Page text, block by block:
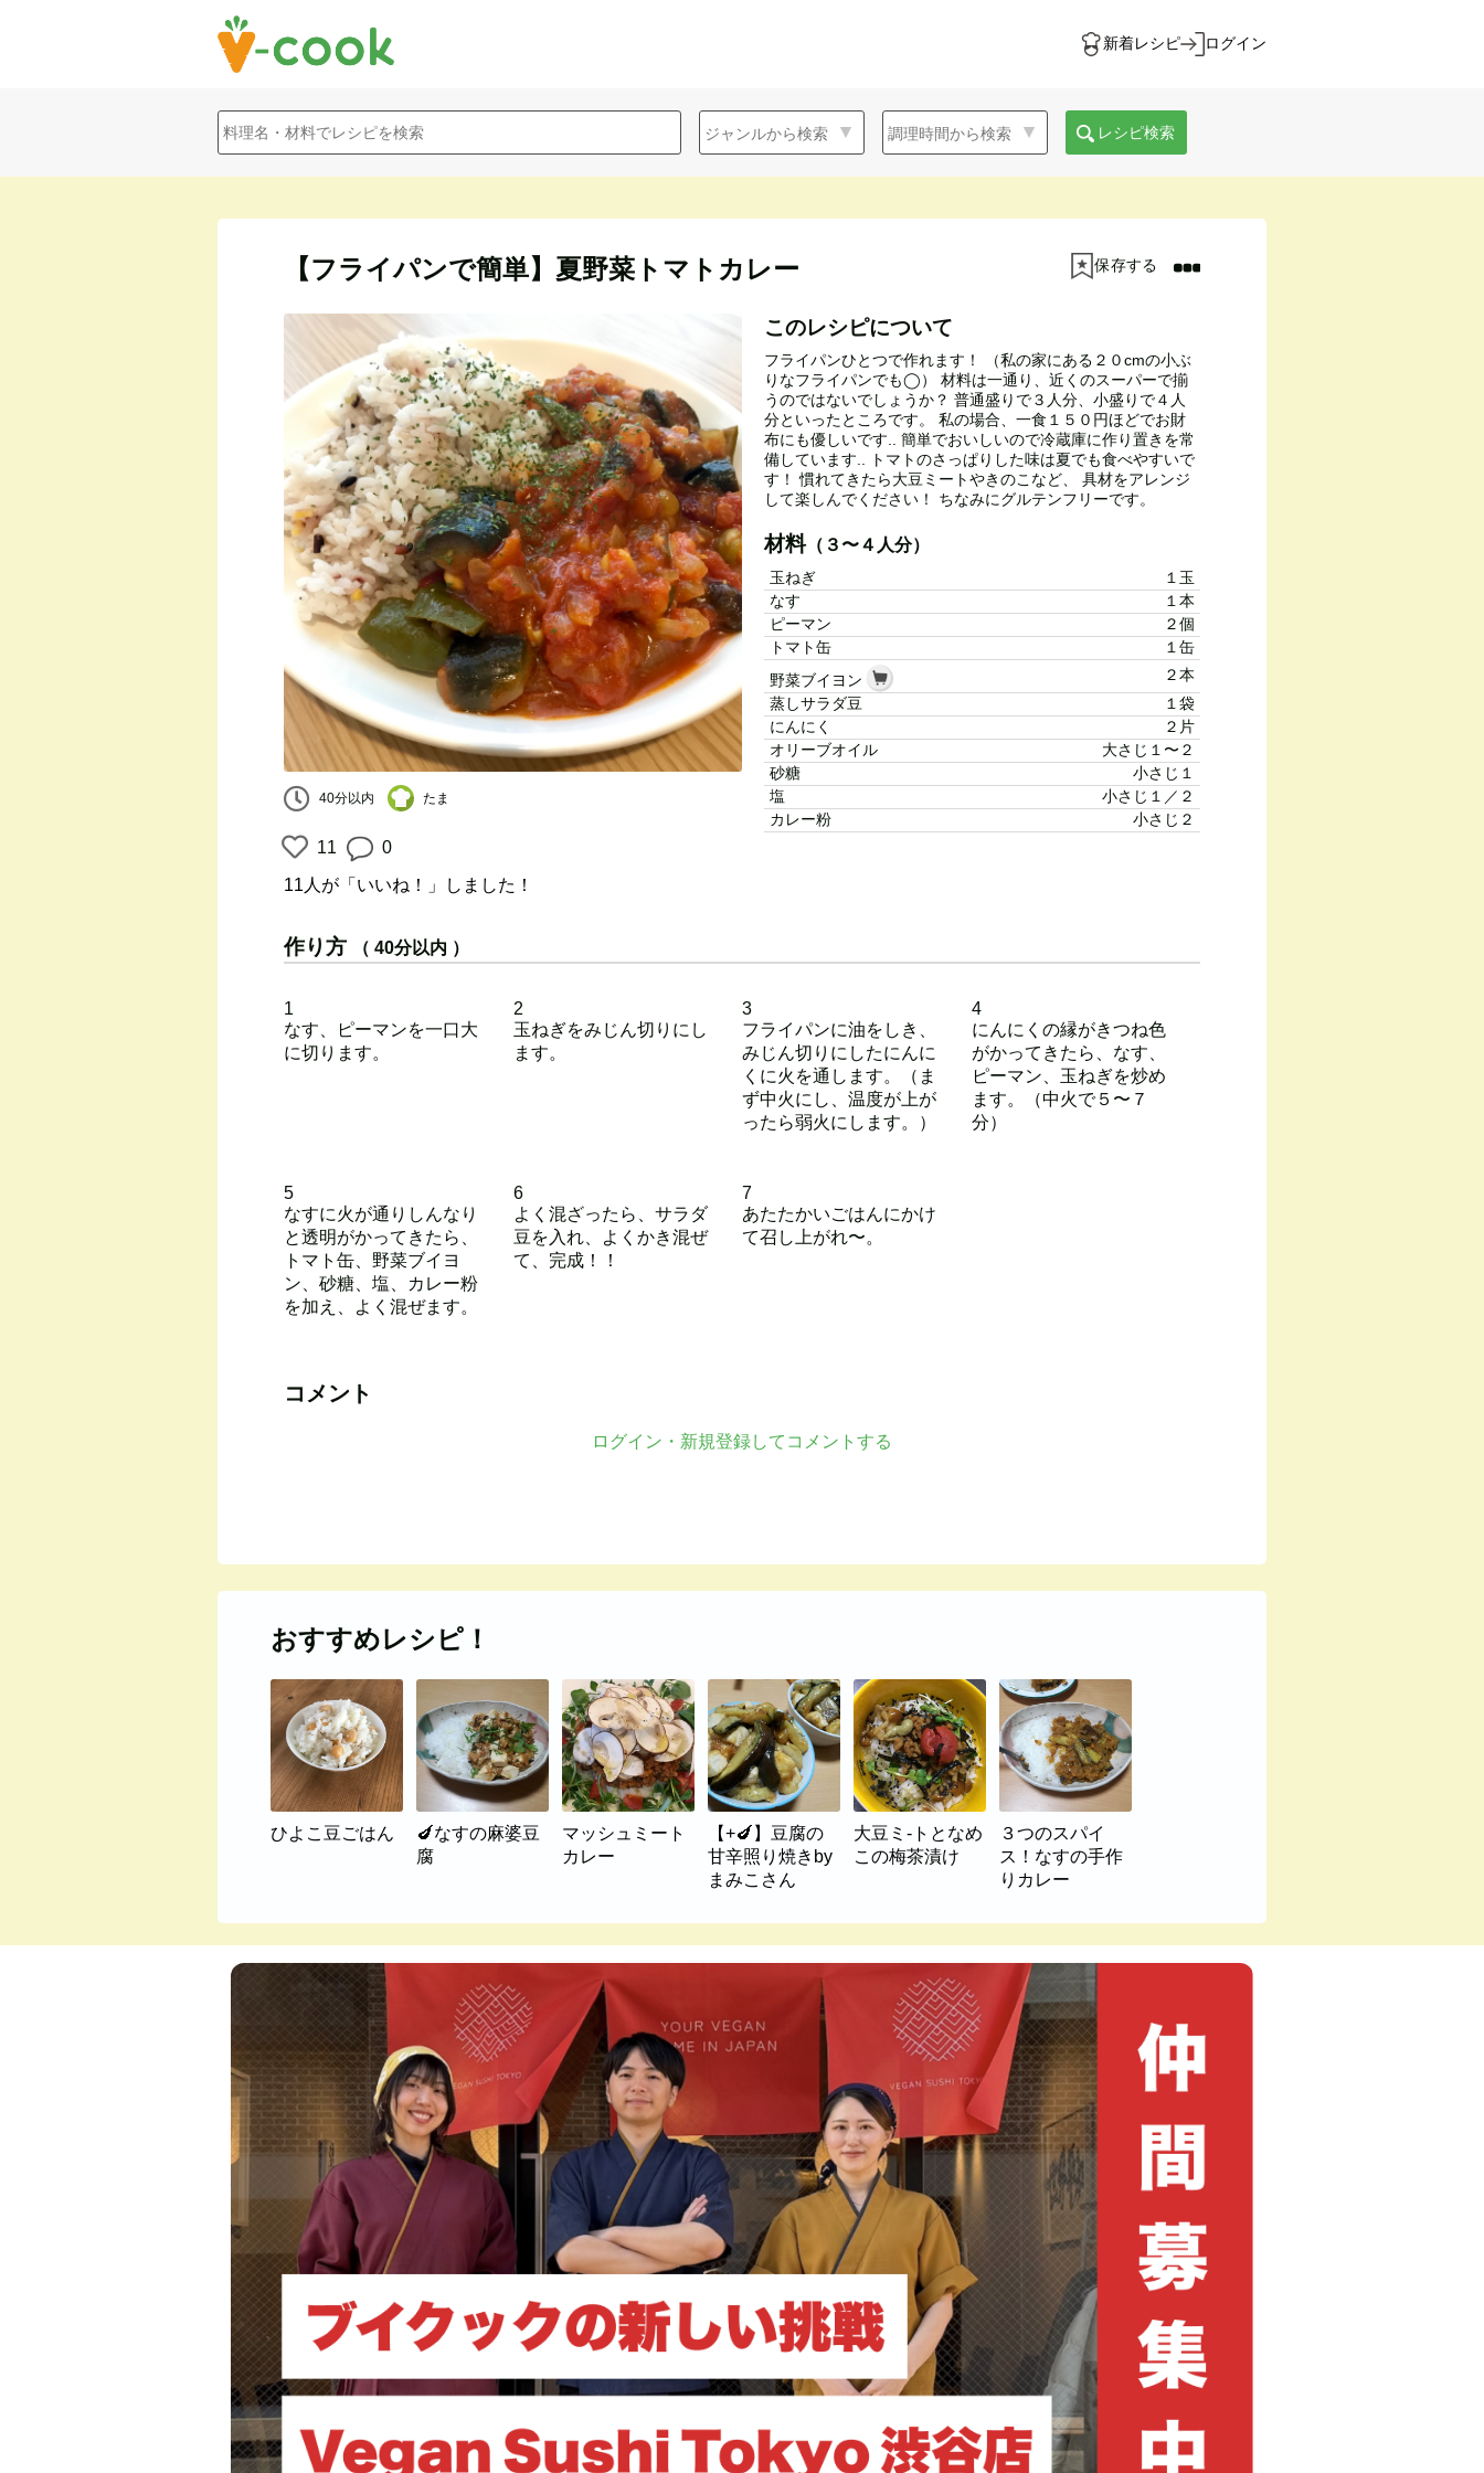
新着レシピ ログイン
レシピ検索
【フライパンで簡単】夏野菜トマトカレー 保存する
40分以内 たま
11 0
11人 が「いいね！」しました！
このレシピについて
フライパンひとつで作れます！ （私の家にある２０cmの小ぶ
りなフライパンでも◯） 材料は一通り、近くのスーパーで揃
うのではないでしょうか？ 普通盛りで３人分、小盛りで４人
分といったところです。 私の場合、一食１５０円ほどでお財
布にも優しいです.. 簡単でおいしいので冷蔵庫に作り置きを常
備しています.. トマトのさっぱりした味は夏でも食べやすいで
す！ 慣れてきたら大豆ミートやきのこなど、 具材をアレンジ
して楽しんでください！ ちなみにグルテンフリーです。
材料（３〜４人分）
玉ねぎ
１玉
なす
１本
ピーマン
２個
トマト缶
１缶
野菜ブイヨン
２本
蒸しサラダ豆
１袋
にんにく
２片
オリーブオイル
大さじ１〜２
砂糖
小さじ１
塩
小さじ１／２
カレー粉
小さじ２
作り方 （ 40分以内 ）
1
なす、ピーマンを一口大
に切ります。
2
玉ねぎをみじん切りにし
ます。
3
フライパンに油をしき、
みじん切りにしたにんに
くに火を通します。（ま
ず中火にし、温度が上が
ったら弱火にします。）
4
にんにくの縁がきつね色
がかってきたら、なす、
ピーマン、玉ねぎを炒め
ます。（中火で５〜７
分）
5
なすに火が通りしんなり
と透明がかってきたら、
トマト缶、野菜ブイヨ
ン、砂糖、塩、カレー粉
を加え、よく混ぜます。
6
よく混ざったら、サラダ
豆を入れ、よくかき混ぜ
て、完成！！
7
あたたかいごはんにかけ
て召し上がれ〜。
コメント
ログイン・新規登録してコメントする
おすすめレシピ！
ひよこ豆ごはん
🍆なすの麻婆豆
腐
マッシュミート
カレー
【+🍆】豆腐の
甘辛照り焼きby
まみこさん
大豆ミ-トとなめ
この梅茶漬け
３つのスパイ
ス！なすの手作
りカレー